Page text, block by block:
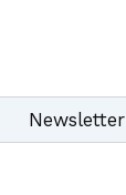
Newsletter